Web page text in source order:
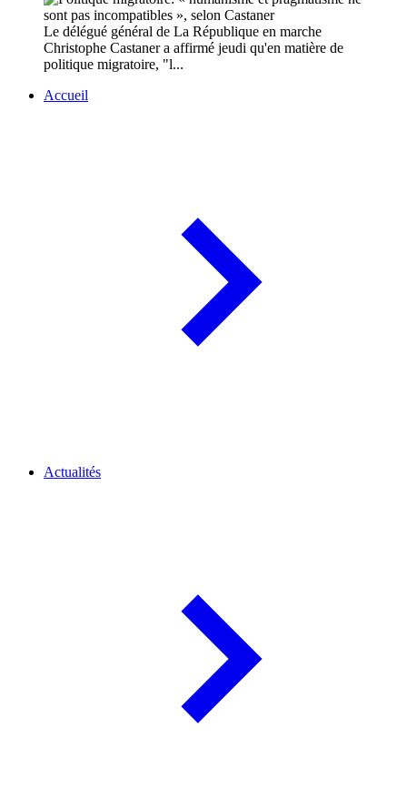
Le délégué général de La République en marche
Christophe Castaner a affirmé jeudi qu'en matière de
politique migratoire, "l...
Accueil
Actualités